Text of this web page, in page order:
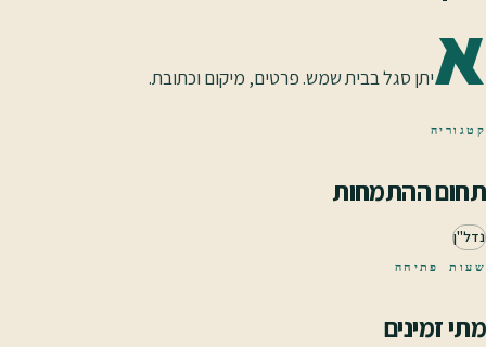
איתן סגל בבית שמש. פרטים, מיקום וכתובת.
קטגוריה
תחום ההתמחות
נדל"ן
שעות פתיחה
מתי זמינים